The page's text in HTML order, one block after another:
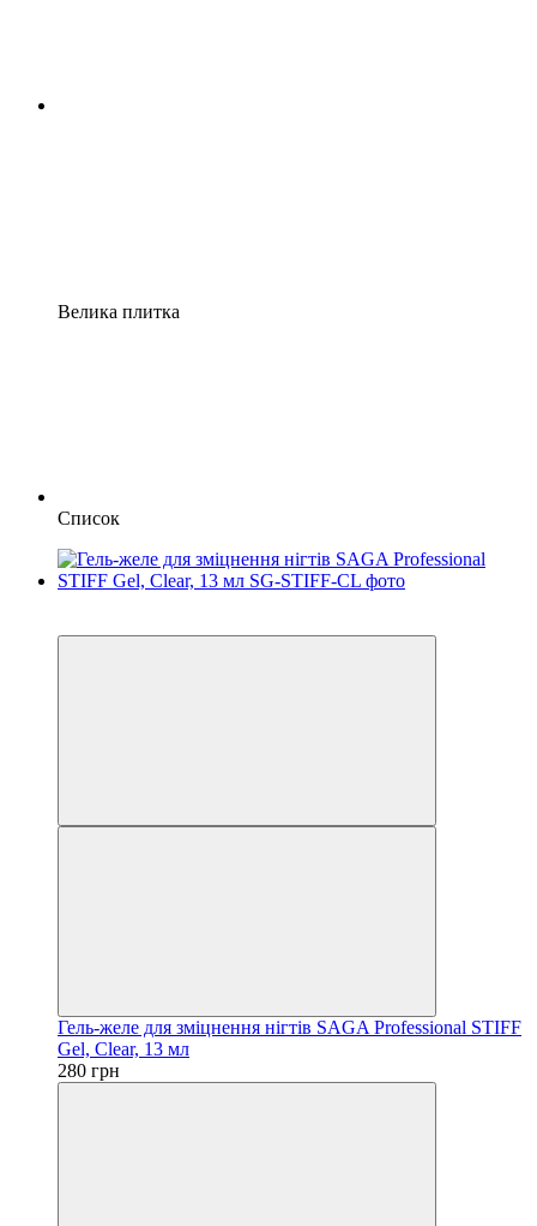
Велика плитка
Список
Гель-желе для зміцнення нігтів SAGA Professional STIFF
Gel, Clear, 13 мл
280 грн